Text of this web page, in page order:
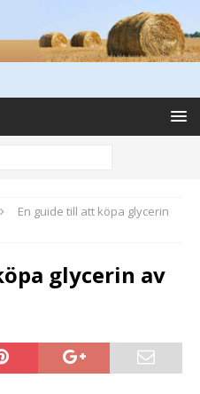
En guide till att köpa glycerin
glycerin av